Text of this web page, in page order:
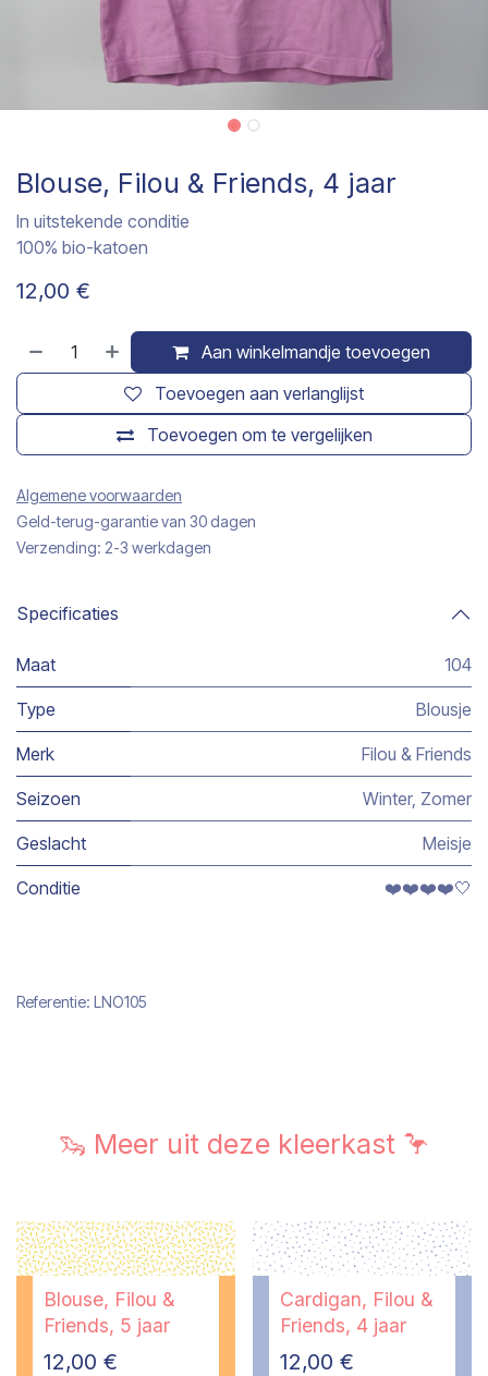
Blouse, Filou & Friends, 4 jaar
In uitstekende conditie
100% bio-katoen
12,00 €
Aan winkelmandje toevoegen
Toevoegen om te vergelijken
Toevoegen aan verlanglijst
Algemene voorwaarden
Geld-terug-garantie van 30 dagen
Verzending: 2-3 werkdagen
Specificaties
Maat 104
Type Blousje
Merk Filou & Friends
Seizoen Winter, Zomer
Geslacht Meisje
Conditie ❤️❤️❤️❤️🤍
Referentie: LNO105
🦦 Meer uit deze kleerkast 🦩
Blouse, Filou &
Friends, 5 jaar
12,00 €
Cardigan, Filou &
Friends, 4 jaar
12,00 €